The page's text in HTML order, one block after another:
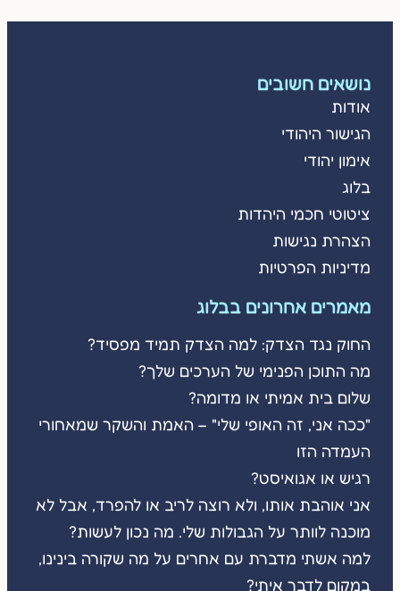
נושאים חשובים
אודות
הגישור היהודי
אימון יהודי
בלוג
ציטוטי חכמי היהדות
הצהרת נגישות
מדיניות הפרטיות
מאמרים אחרונים בבלוג
החוק נגד הצדק: למה הצדק תמיד מפסיד?
מה התוכן הפנימי של הערכים שלך?
שלום בית אמיתי או מדומה?
"ככה אני, זה האופי שלי" – האמת והשקר שמאחורי
העמדה הזו
רגיש או אגואיסט?
אני אוהבת אותו, ולא רוצה לריב או להפרד, אבל לא
מוכנה לוותר על הגבולות שלי. מה נכון לעשות?
למה אשתי מדברת עם אחרים על מה שקורה בינינו,
במקום לדבר איתי?